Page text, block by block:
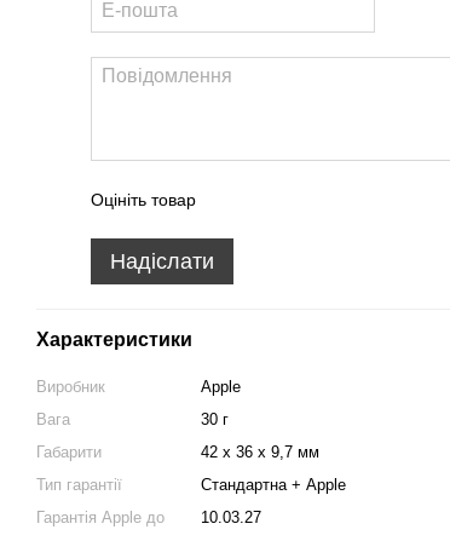
Оцініть товар
Надіслати
Характеристики
Виробник
Apple
Вага
30 г
Габарити
42 x 36 x 9,7 мм
Тип гарантії
Стандартна + Apple
Гарантія Apple до
10.03.27